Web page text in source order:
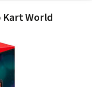
Kart World